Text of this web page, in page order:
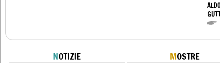
NOTIZIE MOSTRE